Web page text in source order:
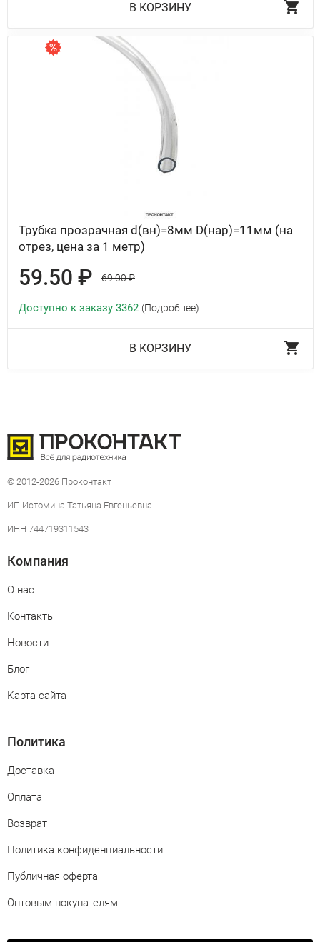
В КОРЗИНУ
Трубка прозрачная d(вн)=8мм D(нар)=11мм (на
отрез, цена за 1 метр)
59.50 ₽ 69.00 ₽
Доступно к заказу 3362 (Подробнее)
В КОРЗИНУ
© 2012-2026 Проконтакт
ИП Истомина Татьяна Евгеньевна
ИНН 744719311543
Компания
О нас
Контакты
Новости
Блог
Карта сайта
Политика
Доставка
Оплата
Возврат
Политика конфиденциальности
Публичная оферта
Оптовым покупателям